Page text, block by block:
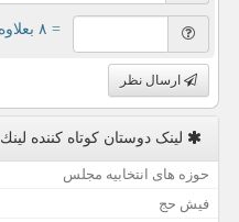
= ۸ بعلاوه ۴
ارسال نظر
لینک دوستان كوتاه كننده لینك
حوزه های انتخابیه مجلس
فیش حج